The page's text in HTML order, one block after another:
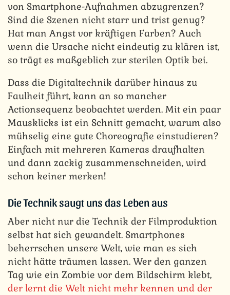
von Smartphone-Aufnahmen abzugrenzen?
Sind die Szenen nicht starr und trist genug?
Hat man Angst vor kräftigen Farben? Auch
wenn die Ursache nicht eindeutig zu klären ist,
so trägt es maßgeblich zur sterilen Optik bei.
Dass die Digitaltechnik darüber hinaus zu
Faulheit führt, kann an so mancher
Actionsequenz beobachtet werden. Mit ein paar
Mausklicks ist ein Schnitt gemacht, warum also
mühselig eine gute Choreografie einstudieren?
Einfach mit mehreren Kameras draufhalten
und dann zackig zusammenschneiden, wird
schon keiner merken!
Die Technik saugt uns das Leben aus
Aber nicht nur die Technik der Filmproduktion
selbst hat sich gewandelt. Smartphones
beherrschen unsere Welt, wie man es sich
nicht hätte träumen lassen. Wer den ganzen
Tag wie ein Zombie vor dem Bildschirm klebt,
der lernt die Welt nicht mehr kennen und der